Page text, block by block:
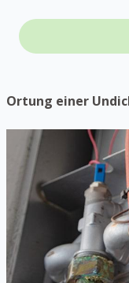
Ortung einer